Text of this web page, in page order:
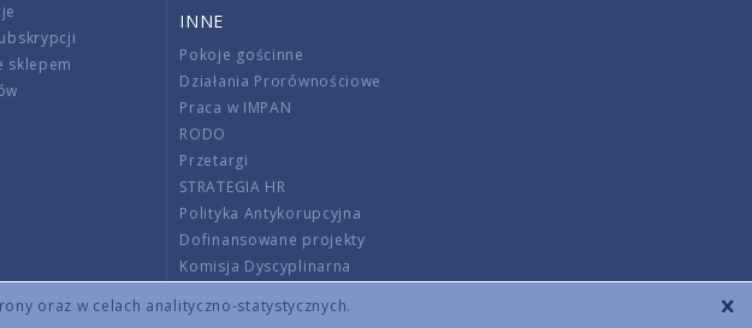
oraz w celach analityczno-statystycznych.
sklepem
INNE
Pokoje gościnne
Działania Prorównościowe
Praca w IMPAN
RODO
Przetargi
STRATEGIA HR
Polityka Antykorupcyjna
Dofinansowane projekty
Komisja Dyscyplinarna
Wnoszenie opłat